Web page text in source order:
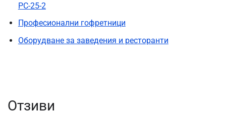
PC-25-2
Професионални гофретници
Оборудване за заведения и ресторанти
Отзиви